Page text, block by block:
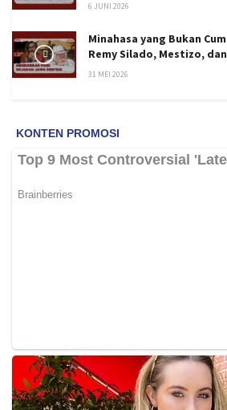
6 JUNI 2026
Minahasa yang Bukan
Remy Silado, Mestizo,
31 MEI 2026